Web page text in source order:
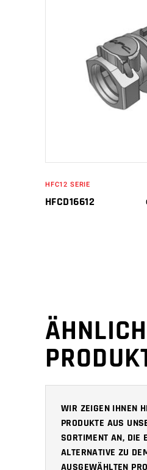
IN DEN
HFC12 SERIE
HFCD16612
WIR ZEIGEN IHNEN
PRODUKTE AUS
SORTIMENT AN, DIE
ALTERNATIVE ZU